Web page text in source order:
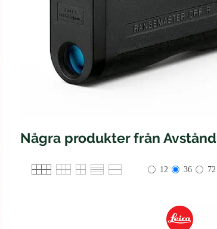
Några produkter från
12 36 72